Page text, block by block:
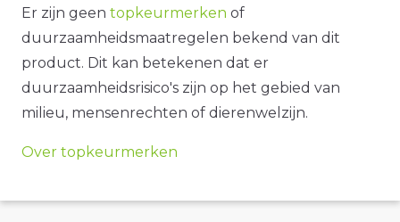
Er zijn geen topkeurmerken of
duurzaamheidsmaatregelen bekend van dit
product. Dit kan betekenen dat er
duurzaamheidsrisico's zijn op het gebied van
milieu, mensenrechten of dierenwelzijn.
Over topkeurmerken